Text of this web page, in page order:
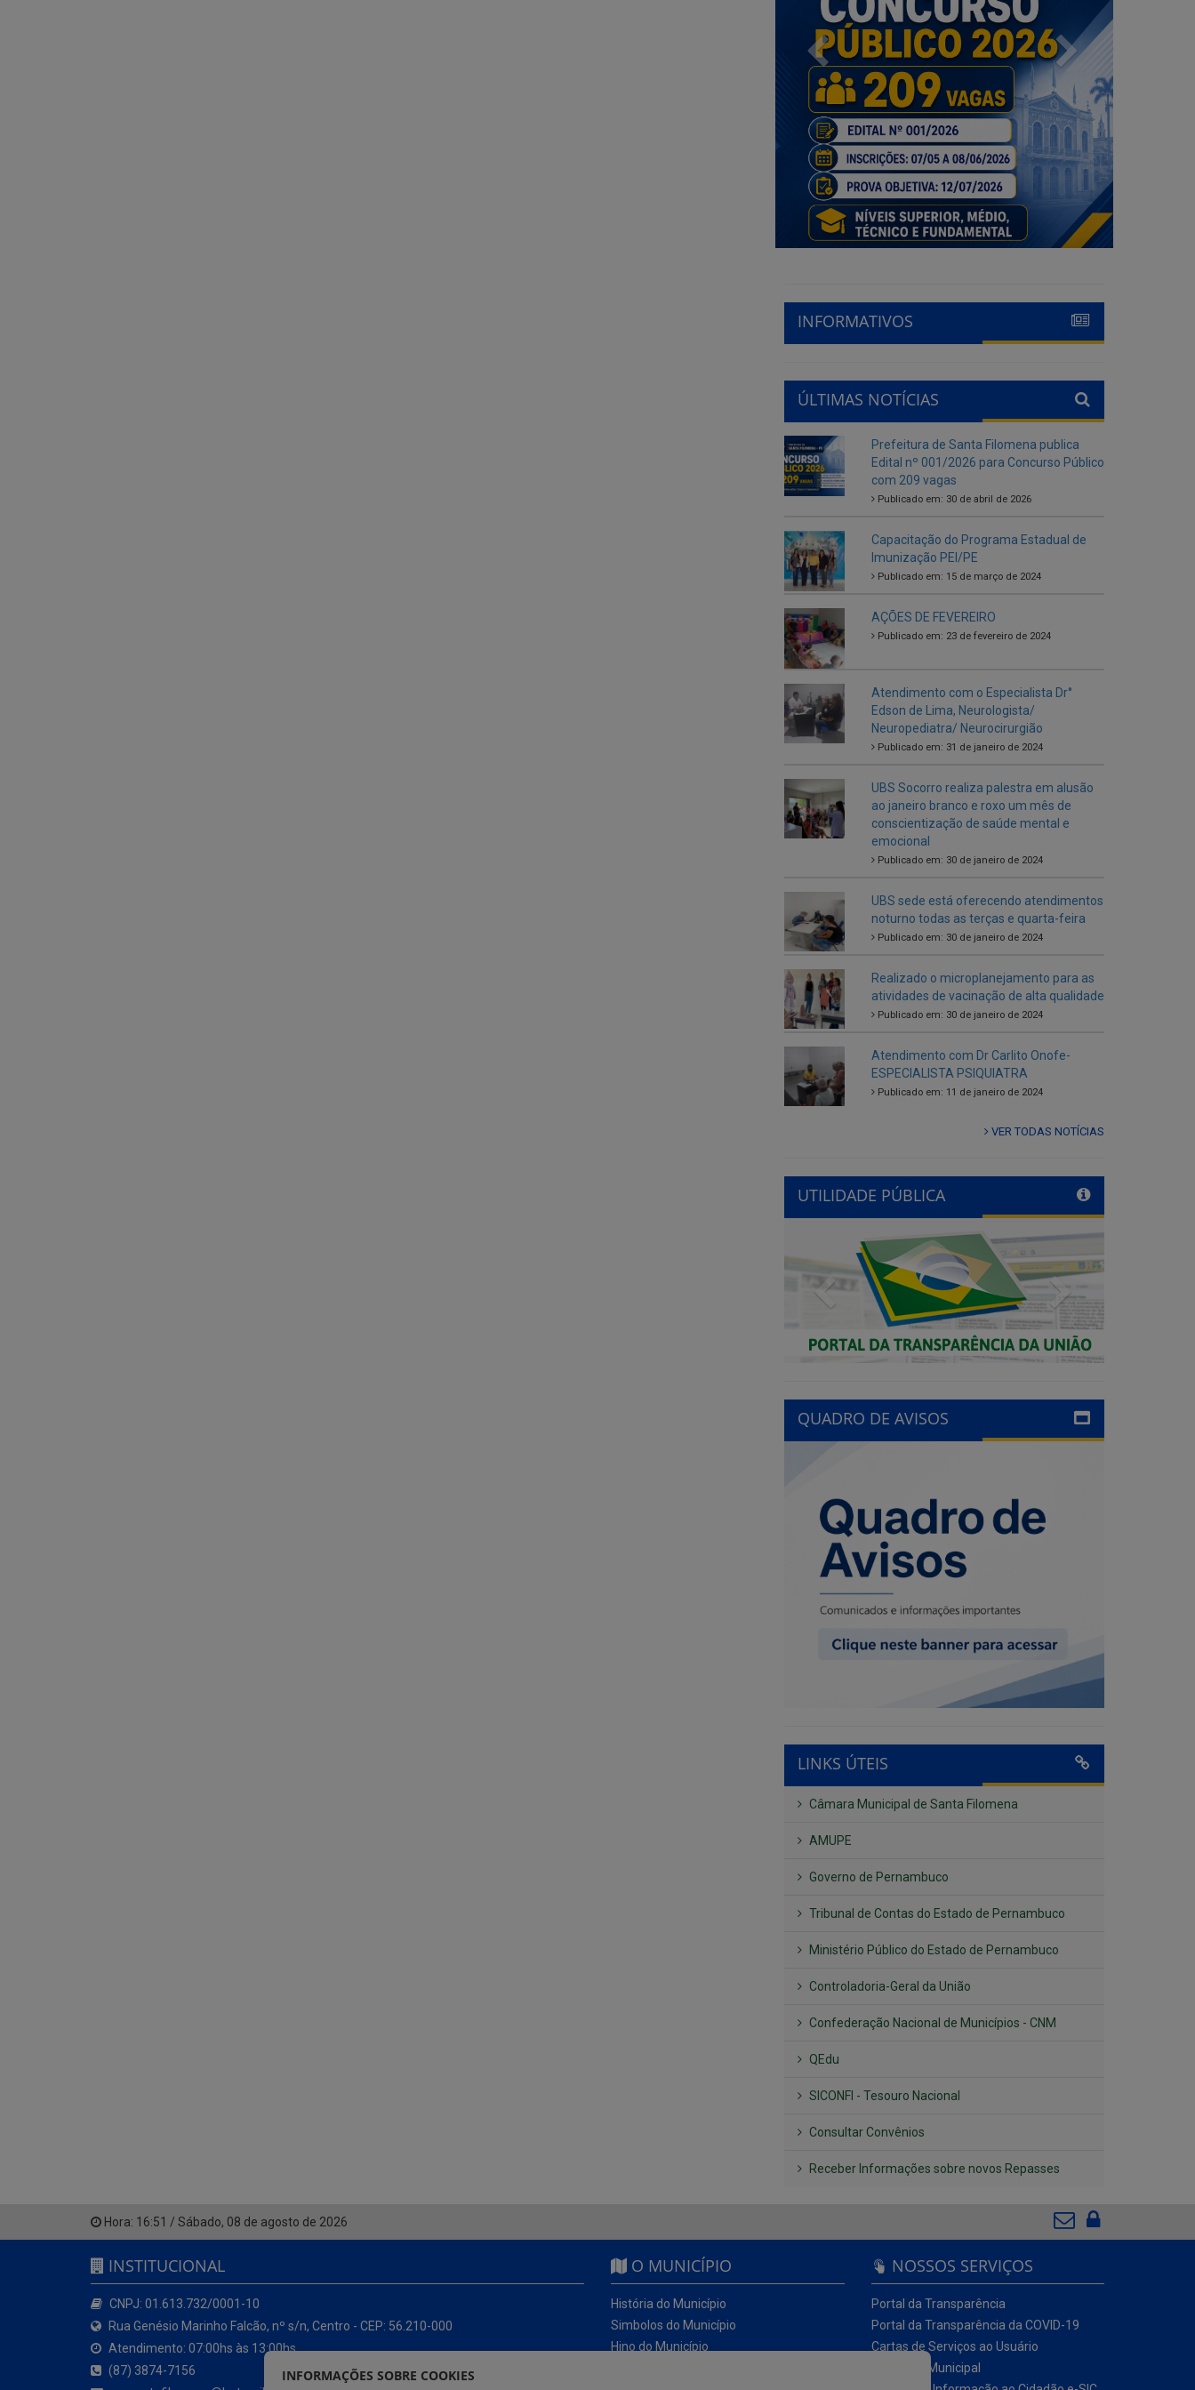
Previous Next
INFORMATIVOS
ÚLTIMAS NOTÍCIAS
Prefeitura de Santa Filomena publica
Edital nº 001/2026 para Concurso Público
com 209 vagas
Publicado em: 30 de abril de 2026
Capacitação do Programa Estadual de
Imunização PEI/PE
Publicado em: 15 de março de 2024
AÇÕES DE FEVEREIRO
Publicado em: 23 de fevereiro de 2024
Atendimento com o Especialista Dr°
Edson de Lima, Neurologista/
Neuropediatra/ Neurocirurgião
Publicado em: 31 de janeiro de 2024
UBS Socorro realiza palestra em alusão
ao janeiro branco e roxo um mês de
conscientização de saúde mental e
emocional
Publicado em: 30 de janeiro de 2024
UBS sede está oferecendo atendimentos
noturno todas as terças e quarta-feira
Publicado em: 30 de janeiro de 2024
Realizado o microplanejamento para as
atividades de vacinação de alta qualidade
Publicado em: 30 de janeiro de 2024
Atendimento com Dr Carlito Onofe-
ESPECIALISTA PSIQUIATRA
Publicado em: 11 de janeiro de 2024
VER TODAS NOTÍCIAS
UTILIDADE PÚBLICA
Previous Next
QUADRO DE AVISOS
LINKS ÚTEIS
Câmara Municipal de Santa Filomena
AMUPE
Governo de Pernambuco
Tribunal de Contas do Estado de Pernambuco
Ministério Público do Estado de Pernambuco
Controladoria-Geral da União
Confederação Nacional de Municípios - CNM
QEdu
SICONFI - Tesouro Nacional
Consultar Convênios
Receber Informações sobre novos Repasses
Hora: 16:51 / Sábado, 08 de agosto de 2026
INSTITUCIONAL
CNPJ: 01.613.732/0001-10
Rua Genésio Marinho Falcão, nº s/n, Centro - CEP: 56.210-000
Atendimento: 07:00hs às 13:00hs
(87) 3874-7156
O MUNICÍPIO
História do Município
Simbolos do Município
Hino do Município
NOSSOS SERVIÇOS
Portal da Transparência
Portal da Transparência da COVID-19
Cartas de Serviços ao Usuário
Ouvidoria Municipal
INFORMAÇÕES SOBRE COOKIES